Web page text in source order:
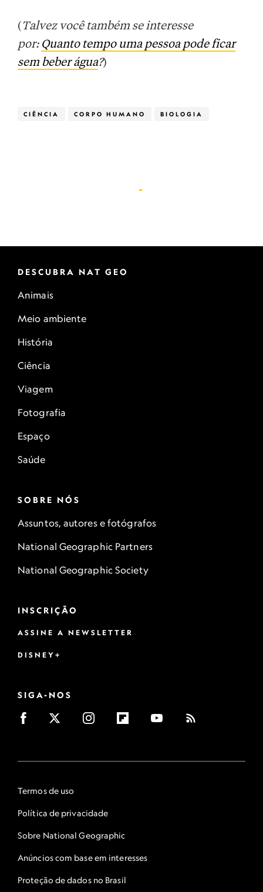
(Talvez você também se interesse
por: Quanto tempo uma pessoa pode ficar
sem beber água?)
CIÊNCIA CORPO HUMANO BIOLOGIA
DESCUBRA NAT GEO
Animais
Meio ambiente
História
Ciência
Viagem
Fotografia
Espaço
Saúde
SOBRE NÓS
Assuntos, autores e fotógrafos
National Geographic Partners
National Geographic Society
INSCRIÇÃO
ASSINE A NEWSLETTER
DISNEY+
SIGA-NOS
Termos de uso
Política de privacidade
Sobre National Geographic
Anúncios com base em interesses
Proteção de dados no Brasil